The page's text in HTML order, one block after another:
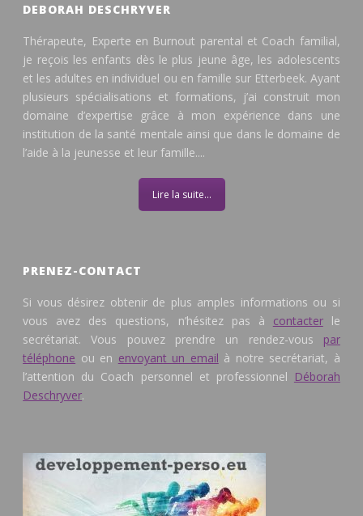
DEBORAH DESCHRYVER
Thérapeute, Experte en Burnout parental et Coach familial,
je reçois les enfants dès le plus jeune âge, les adolescents
et les adultes en individuel ou en famille sur Etterbeek. Ayant
plusieurs spécialisations et formations, j’ai construit mon
domaine d’expertise grâce à mon expérience dans une
institution de la santé mentale ainsi que dans le domaine de
l’aide à la jeunesse et leur famille....
Lire la suite...
PRENEZ-CONTACT
Si vous désirez obtenir de plus amples informations ou si
vous avez des questions, n’hésitez pas à contacterle
secrétariat. Vous pouvez prendre un rendez-vous par
téléphone ou en envoyant un email à notre secrétariat, à
l’attention du Coach personnel et professionnel Déborah
Deschryver.